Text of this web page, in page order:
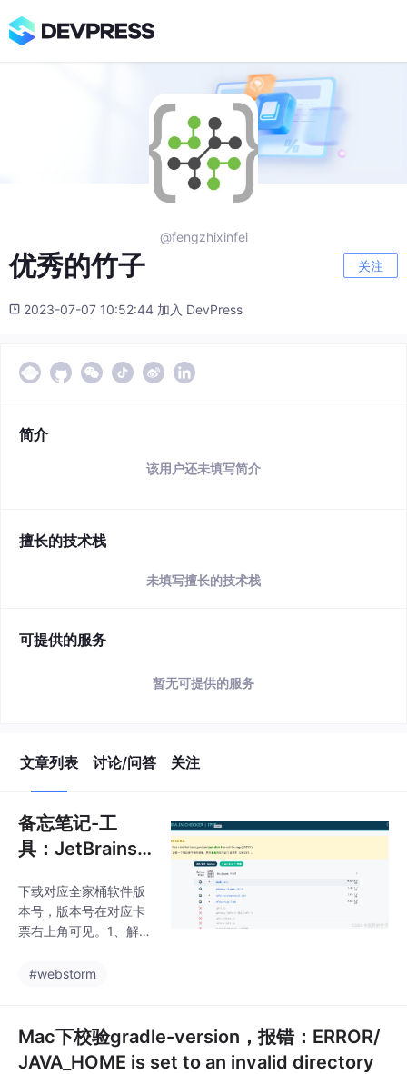
@fengzhixinfei
优秀的竹子 关注
2023-07-07 10:52:44 加入 DevPress
简介
该用户还未填写简介
擅长的技术栈
未填写擅长的技术栈
可提供的服务
暂无可提供的服务
文章列表 讨论/问答 关注
备忘笔记-工
具：JetBrains
置
下载对应全家桶软件版
本号，版本号在对应卡
票右上角可见。1、解压
文件。打开选择可用链
行脚本 .vbs。选择对应
软件下载，版本要与上
面支持的。2、mac执行
#webstorm
Mac下校验gradle-version，报错：ERROR/
JAVA_HOME is set to an invalid directory